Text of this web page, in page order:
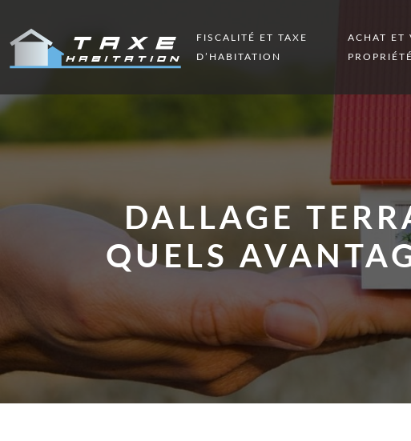
FISCALITÉ ET TAXE
D’HABITATION
ACHAT ET
DALLAGE
QUELS